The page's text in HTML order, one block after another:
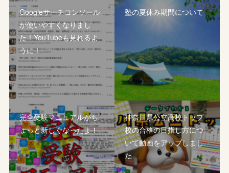
Googleサーチコンソール
が使いやすくなりまし
た！YouTubeも見れるよ
うに！
塾の夏休み期間について
完全受験マニュアルがち
ょっと新しくなったよ！
神奈川県公立高校トップ
校の合格の目指し方につ
いて動画をアップしまし
た